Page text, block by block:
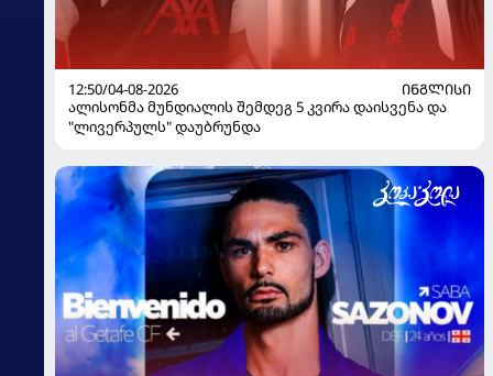
12:50/04-08-2026
ᲘᲜᲒᲚᲘᲡᲘ
ალისონმა მუნდიალის შემდეგ 5 კვირა დაისვენა და
"ლივერპულს" დაუბრუნდა